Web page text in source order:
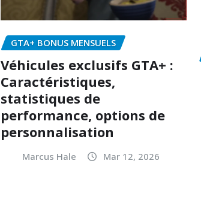
GTA+ BONUS MENSUELS
Véhicules exclusifs GTA+ :
Caractéristiques,
statistiques de
performance, options de
personnalisation
Marcus Hale Mar 12, 2026